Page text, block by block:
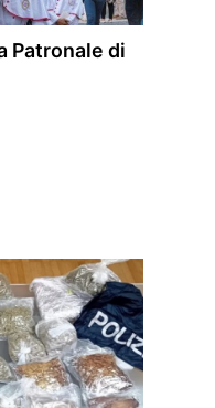
Patronale di